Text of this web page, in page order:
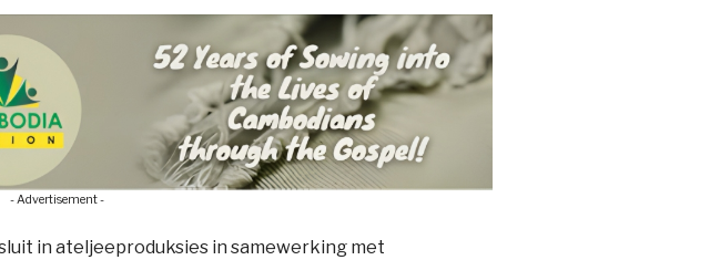
- Advertisement -
in ateljeeproduksies in samewerking met